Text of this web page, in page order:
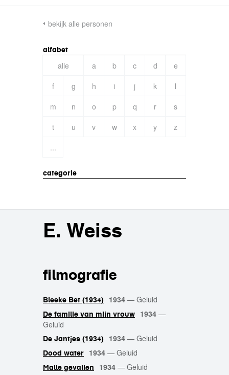
bekijk alle personen
alfabet
alle a b c d
e
f
g h i j k
l
m
n o p q r
s
t
u v w x y
z
...
categorie
E. Weiss
filmografie
Bleeke Bet (1934) 1934 — Geluid
De familie van mijn vrouw 1934 —
Geluid
De Jantjes (1934) 1934 — Geluid
Dood water 1934 — Geluid
Malle gevallen 1934 — Geluid